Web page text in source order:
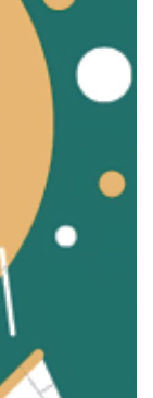
১নং বাবুরাইলে
কবিতা পাঠ ও
অনুষ্ঠান
নারায়ণগঞ্জে
যাত্রা শুরু
করে চাঁদাবাজি-
বন্ধের আহবান